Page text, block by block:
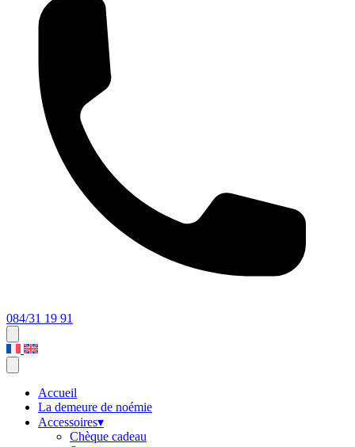
084/31 19 91
Accueil
La demeure de noémie
Accessoires▾
Chèque cadeau